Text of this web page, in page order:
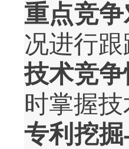
重点竞
况进行跟
技术竞
时掌握
专利挖